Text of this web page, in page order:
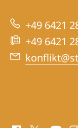
Conflict
Studies
+49 6421
+49 6421